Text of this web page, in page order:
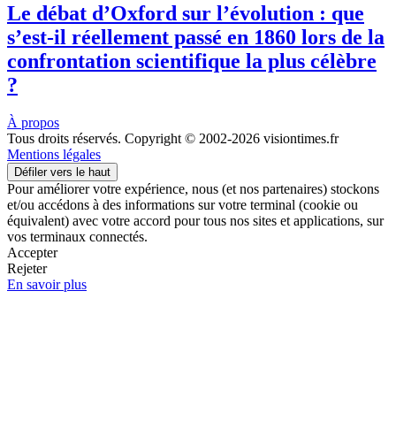
Le débat d’Oxford sur l’évolution : que
s’est-il réellement passé en 1860 lors de la
confrontation scientifique la plus célèbre
?
À propos
Tous droits réservés. Copyright © 2002-2026 visiontimes.fr
Mentions légales
Défiler vers le haut
Pour améliorer votre expérience, nous (et nos partenaires) stockons
et/ou accédons à des informations sur votre terminal (cookie ou
équivalent) avec votre accord pour tous nos sites et applications, sur
vos terminaux connectés.
Accepter
Rejeter
En savoir plus